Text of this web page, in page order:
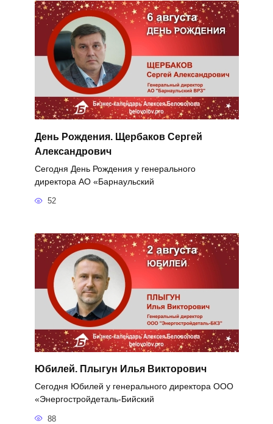
День Рождения. Щербаков Сергей
Александрович
Сегодня День Рождения у генерального
директора АО «Барнаульский
52
Юбилей. Плыгун Илья Викторович
Сегодня Юбилей у генерального директора ООО
«Энергостройдеталь-Бийский
88